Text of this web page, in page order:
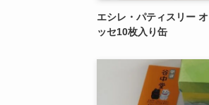
エシレ・パティスリー
ッセ10枚入り缶